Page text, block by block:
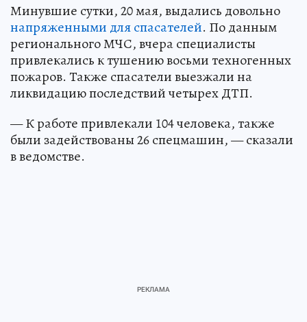
Минувшие сутки, 20 мая, выдались довольно
напряженными для спасателей. По данным
регионального МЧС, вчера специалисты
привлекались к тушению восьми техногенных
пожаров. Также спасатели выезжали на
ликвидацию последствий четырех ДТП.
— К работе привлекали 104 человека, также
были задействованы 26 спецмашин, — сказали
в ведомстве.